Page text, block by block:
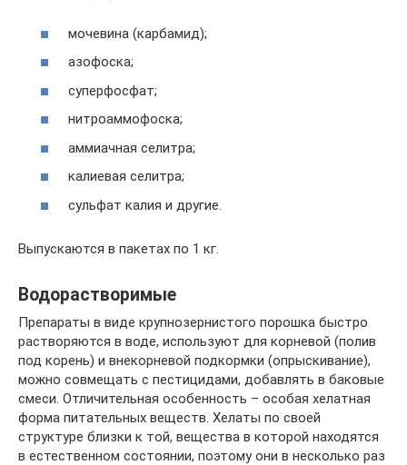
мочевина (карбамид);
азофоска;
суперфосфат;
нитроаммофоска;
аммиачная селитра;
калиевая селитра;
сульфат калия и другие.
Выпускаются в пакетах по 1 кг.
Водорастворимые
Препараты в виде крупнозернистого порошка быстро
растворяются в воде, используют для корневой (полив
под корень) и внекорневой подкормки (опрыскивание),
можно совмещать с пестицидами, добавлять в баковые
смеси. Отличительная особенность – особая хелатная
форма питательных веществ. Хелаты по своей
структуре близки к той, вещества в которой находятся
в естественном состоянии, поэтому они в несколько раз